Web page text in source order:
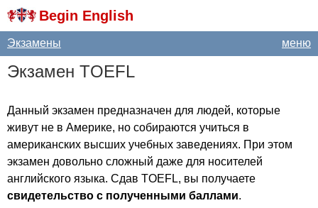
Begin English
меню
Экзамены
Экзамен TOEFL
Данный экзамен предназначен для людей, которые
живут не в Америке, но собираются учиться в
американских высших учебных заведениях. При этом
экзамен довольно сложный даже для носителей
английского языка. Сдав TOEFL, вы получаете
свидетельство с полученными баллами.